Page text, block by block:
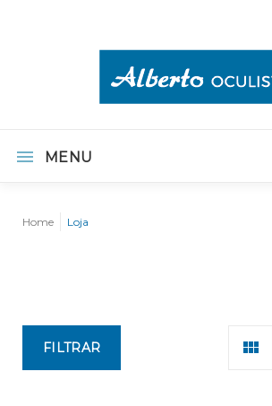
MENU
Home Loja
FILTRAR